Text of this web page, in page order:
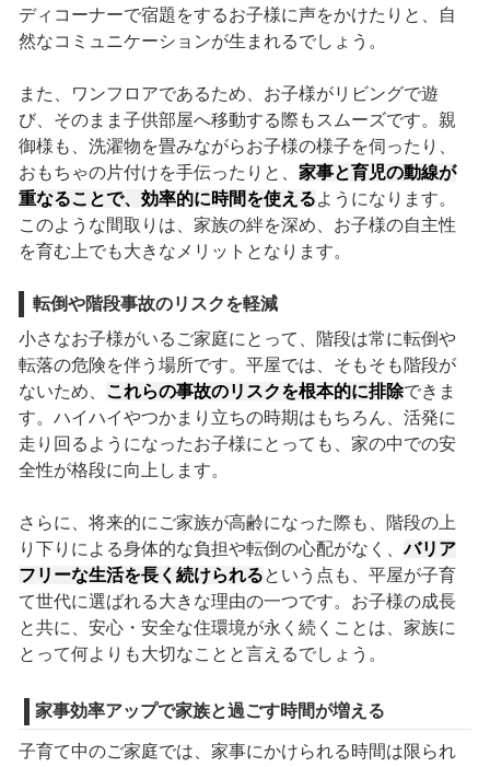
ディコーナーで宿題をするお子様に声をかけたりと、自
然なコミュニケーションが生まれるでしょう。
また、ワンフロアであるため、お子様がリビングで遊
び、そのまま子供部屋へ移動する際もスムーズです。親
御様も、洗濯物を畳みながらお子様の様子を伺ったり、
おもちゃの片付けを手伝ったりと、 家事と育児の動線が
重なることで、効率的に時間を使えるようになります。
このような間取りは、家族の絆を深め、お子様の自主性
を育む上でも大きなメリットとなります。
転倒や階段事故のリスクを軽減
小さなお子様がいるご家庭にとって、階段は常に転倒や
転落の危険を伴う場所です。平屋では、そもそも階段が
ないため、
これらの事故のリスクを根本的に排除できま
す。ハイハイやつかまり立ちの時期はもちろん、活発に
走り回るようになったお子様にとっても、家の中での安
全性が格段に向上します。
さらに、将来的にご家族が高齢になった際も、階段の上
り下りによる身体的な負担や転倒の心配がなく、バリア
フリーな生活を長く続けられるという点も、平屋が子育
て世代に選ばれる大きな理由の一つです。お子様の成長
と共に、安心・安全な住環境が永く続くことは、家族に
とって何よりも大切なことと言えるでしょう。
家事効率アップで家族と過ごす時間が増える
子育て中のご家庭では、家事にかけられる時間は限られ